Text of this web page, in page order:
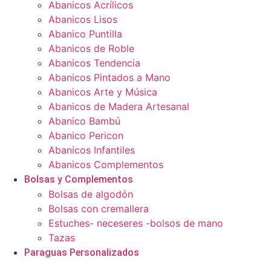
Abanicos Acrílicos
Abanicos Lisos
Abanico Puntilla
Abanicos de Roble
Abanicos Tendencia
Abanicos Pintados a Mano
Abanicos Arte y Música
Abanicos de Madera Artesanal
Abanico Bambú
Abanico Pericon
Abanicos Infantiles
Abanicos Complementos
Bolsas y Complementos
Bolsas de algodón
Bolsas con cremallera
Estuches- neceseres -bolsos de mano
Tazas
Paraguas Personalizados